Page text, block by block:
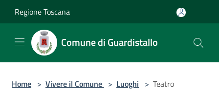
Regione Toscana
Comune di Guardistallo
Home > Vivere il Comune > Luoghi > Teatro